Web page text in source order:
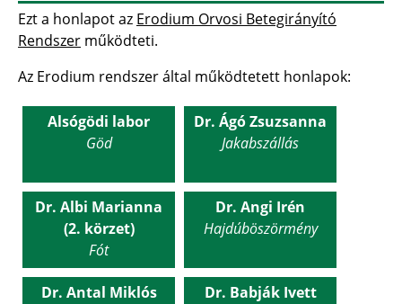
Ezt a honlapot az Erodium Orvosi Betegirányító
Rendszer működteti.
Az Erodium rendszer által működtetett honlapok:
Alsógödi labor
Göd
Dr. Ágó Zsuzsanna
Jakabszállás
Dr. Albi Marianna
(2. körzet)
Fót
Dr. Angi Irén
Hajdúböszörmény
Dr. Antal Miklós
Dr. Babják Ivett